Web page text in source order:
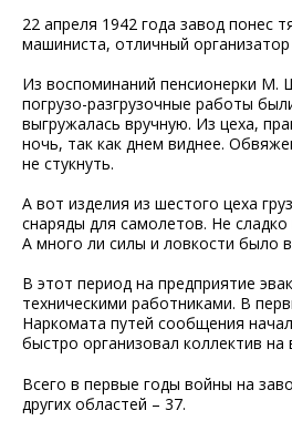
22 апреля 1942 года завод понес
машиниста, отличный
Из воспоминаний пенсионерки М.
погрузо-разгрузочные работы
выгружалась вручную. Из цеха,
ночь, так как днем виднее.
не стукнуть.
А вот изделия из шестого цеха
снаряды для самолетов. Не
А много ли силы и ловкости было
В этот период на предприятие
техническими работниками. В
Наркомата путей сообщения
быстро организовал коллектив
Всего в первые годы войны на
других областей – 37.